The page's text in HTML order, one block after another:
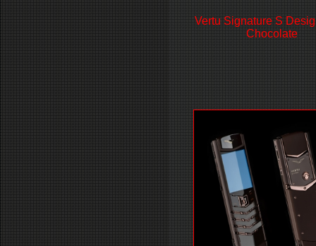
Vertu Signature S
Chocolate